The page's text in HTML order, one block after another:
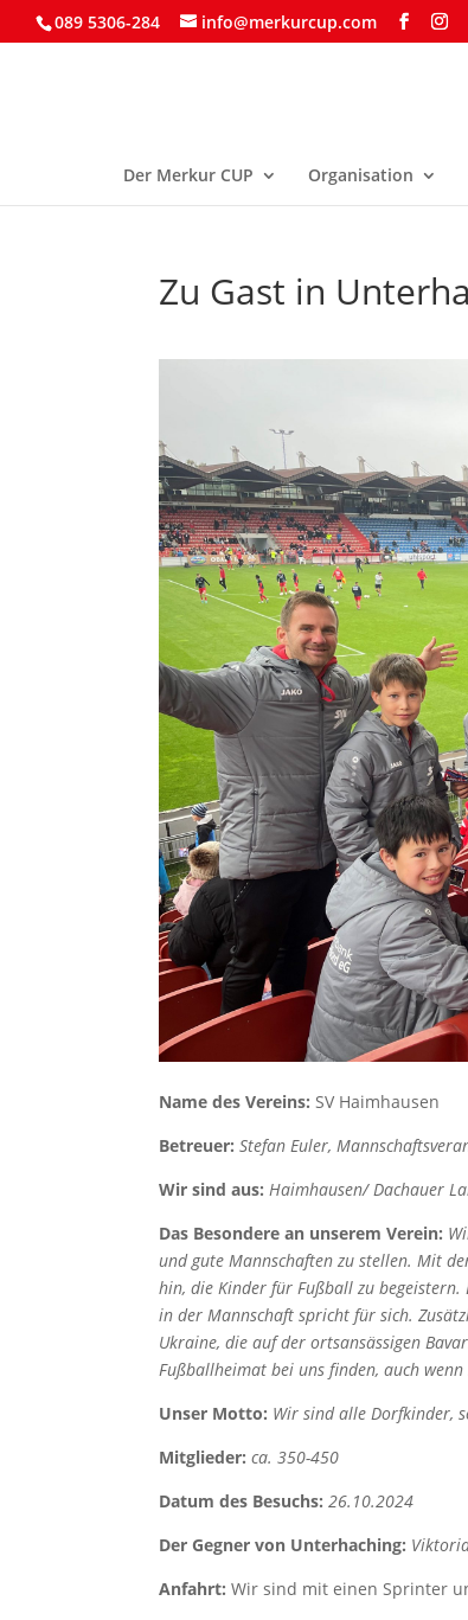
089 5306-284 info@merkurcup.com
Der Merkur CUP Organisation
Zu Gast in
Name des Vereins: SV Haimhausen
Betreuer:Stefan Euler,
Wir sind aus: Haimhausen/ Dachauer
Das Besondere an unserem Verein:
und gute Mannschaften zu stellen. Mit
hin, die Kinder für Fußball zu begeistern.
in der Mannschaft spricht für sich.
Ukraine, die auf der ortsansässigen
Fußballheimat bei uns finden, auch
Unser Motto: Wir sind alle Dorfkinder,
Mitglieder: ca. 350-450
Datum des Besuchs: 26.10.2024
Der Gegner von Unterhaching:
Anfahrt: Wir sind mit einen Sprinter